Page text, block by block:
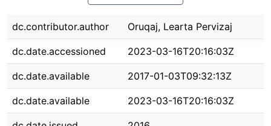
dc.contributor.author Oruqaj, Learta Pervizaj
dc.date.accessioned 2023-03-16T20:16:03Z
dc.date.available 2017-01-03T09:32:13Z
dc.date.available 2023-03-16T20:16:03Z